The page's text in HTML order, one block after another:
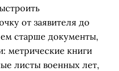
от заявителя до
старше документы,
метрические книги
листы военных лет,